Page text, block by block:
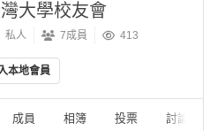
大學校友會
私人 7成員 413
本地會員
成員 相簿 投票 討論